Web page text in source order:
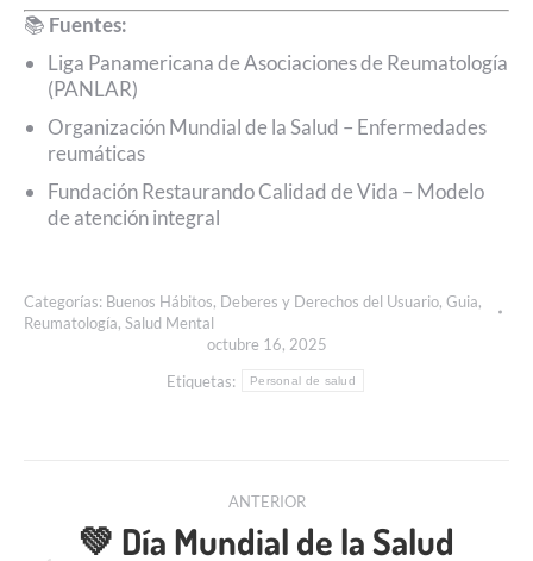
📚 Fuentes:
Liga Panamericana de Asociaciones de Reumatología
(PANLAR)
Organización Mundial de la Salud – Enfermedades
reumáticas
Fundación Restaurando Calidad de Vida – Modelo
de atención integral
Categorías: Buenos Hábitos, Deberes y Derechos del Usuario, Guia,
Reumatología, Salud Mental
octubre 16, 2025
Etiquetas:
Personal de salud
ANTERIOR
💚 Día Mundial de la Salud